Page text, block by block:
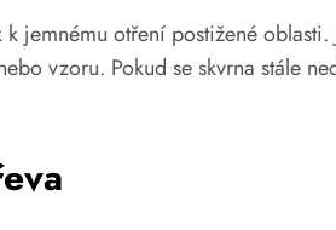
jemnému otření postižené
vzoru. Pokud se skvrna stále